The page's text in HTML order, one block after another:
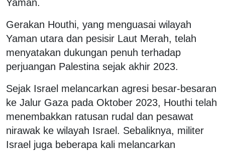
Yaman.
Gerakan Houthi, yang menguasai wilayah
Yaman utara dan pesisir Laut Merah, telah
menyatakan dukungan penuh terhadap
perjuangan Palestina sejak akhir 2023.
Sejak Israel melancarkan agresi besar-besaran
ke Jalur Gaza pada Oktober 2023, Houthi telah
menembakkan ratusan rudal dan pesawat
nirawak ke wilayah Israel. Sebaliknya, militer
Israel juga beberapa kali melancarkan